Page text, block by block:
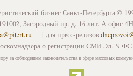
бизнес Санкт-Петербурга ©
Загородный пр. д. 16 лит. А офис
a@pitert.ru| для пресс-релизов
о регистрации СМИ Эл. N ФС
за соблюдением законодательства в сфере массовых